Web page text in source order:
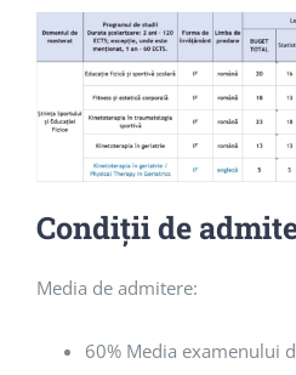
Condiții de
Media de admitere:
60% Media examenului